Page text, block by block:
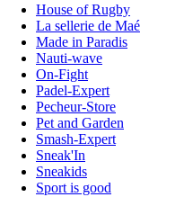
House of Rugby
La sellerie de Maé
Made in Paradis
Nauti-wave
On-Fight
Padel-Expert
Pecheur-Store
Pet and Garden
Smash-Expert
Sneak'In
Sneakids
Sport is good